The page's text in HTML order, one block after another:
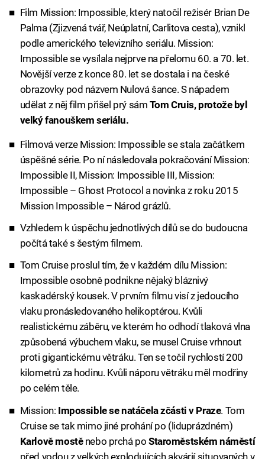
Film Mission: Impossible, který natočil režisér Brian De
Palma (Zjizvená tvář, Neúplatní, Carlitova cesta), vznikl
podle amerického televizního seriálu. Mission:
Impossible se vysílala nejprve na přelomu 60. a 70. let.
Novější verze z konce 80. let se dostala i na české
obrazovky pod názvem Nulová šance. S nápadem
udělat z něj film přišel prý sám Tom Cruis, protože byl
velký fanouškem seriálu.
Filmová verze Mission: Impossible se stala začátkem
úspěšné série. Po ní následovala pokračování Mission:
Impossible II, Mission: Impossible III, Mission:
Impossible – Ghost Protocol a novinka z roku 2015
Mission Impossible – Národ grázlů.
Vzhledem k úspěchu jednotlivých dílů se do budoucna
počítá také s šestým filmem.
Tom Cruise proslul tím, že v každém dílu Mission:
Impossible osobně podnikne nějaký bláznivý
kaskadérský kousek. V prvním filmu visí z jedoucího
vlaku pronásledovaného helikoptérou. Kvůli
realistickému záběru, ve kterém ho odhodí tlaková vlna
způsobená výbuchem vlaku, se musel Cruise vrhnout
proti gigantickému větráku. Ten se točil rychlostí 200
kilometrů za hodinu. Kvůli náporu větráku měl modřiny
po celém těle.
Mission: Impossible se natáčela zčásti v Praze. Tom
Cruise se tak mimo jiné prohání po (liduprázdném)
Karlově mostě nebo prchá po Staroměstském náměstí
před vodou z velkých explodujících akvárií situovaných v